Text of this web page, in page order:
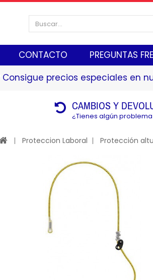
CONTACTO PREGUNTAS
Consigue precios especiales en
CAMBIOS Y
¿Tienes algún
Proteccion Laboral Protección